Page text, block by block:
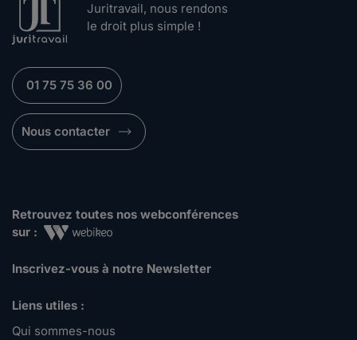
Juritravail, nous rendons
le droit plus simple !
01 75 75 36 00
Nous contacter
Retrouvez toutes nos webconférences
sur :
Inscrivez-vous à notre Newsletter
Liens utiles :
Qui sommes-nous